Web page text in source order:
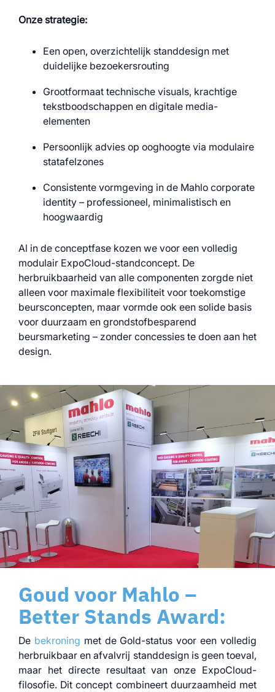
Onze strategie:
Een open, overzichtelijk standdesign met
duidelijke bezoekersrouting
Grootformaat technische visuals, krachtige
tekstboodschappen en digitale media-
elementen
Persoonlijk advies op ooghoogte via modulaire
statafelzones
Consistente vormgeving in de Mahlo corporate
identity – professioneel, minimalistisch en
hoogwaardig
Al in de conceptfase kozen we voor een volledig
modulair ExpoCloud-standconcept. De
herbruikbaarheid van alle componenten zorgde niet
alleen voor maximale flexibiliteit voor toekomstige
beursconcepten, maar vormde ook een solide basis
voor duurzaam en grondstofbesparend
beursmarketing – zonder concessies te doen aan het
design.
Goud voor Mahlo –
Better Stands Award:
De bekroning met de Gold-status voor een volledig
herbruikbaar en afvalvrij standdesign is geen toeval,
maar het directe resultaat van onze ExpoCloud-
filosofie. Dit concept combineert duurzaamheid met